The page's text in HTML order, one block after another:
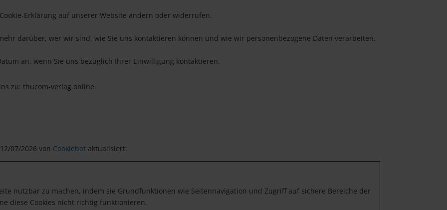
Erklärung auf unserer Website ändern oder widerrufen.
darüber, wer wir sind, wie Sie uns kontaktieren können und wie wir personenbezogene Daten verarbeiten.
an, wenn Sie uns bezüglich Ihrer Einwilligung kontaktieren.
zu: thucom-verlag.online
07/2026 von Cookiebot aktualisiert:
nutzbar zu machen, indem sie Grundfunktionen wie Seitennavigation und Zugriff auf sichere Bereiche der
diese Cookies nicht richtig funktionieren.